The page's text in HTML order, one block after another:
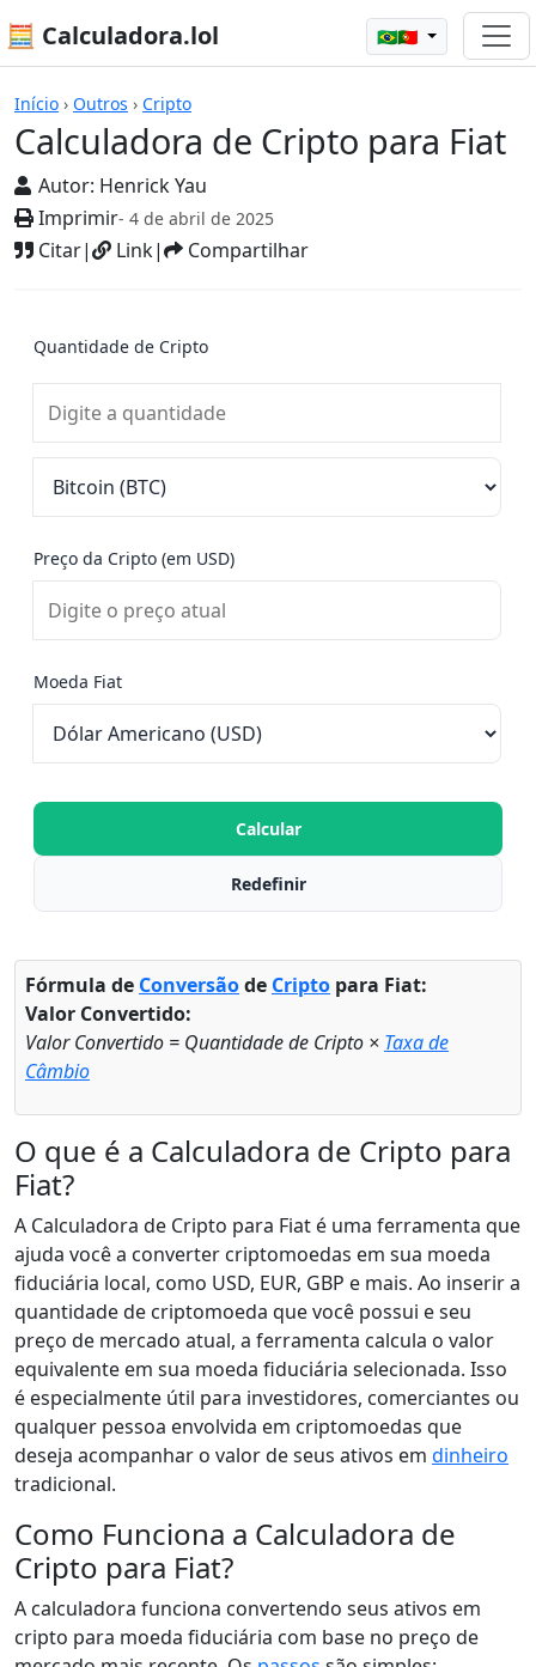
🧮 Calculadora.lol 🇧🇷🇵🇹
Início › Outros › Cripto
Calculadora de Cripto para Fiat
Autor: Henrick Yau
Imprimir- 4 de abril de 2025
Citar| Link| Compartilhar
Calculadoras
Quantidade de Cripto
Preço da Cripto (em USD)
Moeda Fiat
Calcular
Redefinir
Fórmula de Conversãode Cripto para Fiat:
Valor Convertido:
Valor Convertido = Quantidade de Cripto × Taxa de
Câmbio
O que é a Calculadora de Cripto para
Fiat?
A Calculadora de Cripto para Fiat é uma ferramenta que
ajuda você a converter criptomoedas em sua moeda
fiduciária local, como USD, EUR, GBP e mais. Ao inserir a
quantidade de criptomoeda que você possui e seu
preço de mercado atual, a ferramenta calcula o valor
equivalente em sua moeda fiduciária selecionada. Isso
é especialmente útil para investidores, comerciantes ou
qualquer pessoa envolvida em criptomoedas que
deseja acompanhar o valor de seus ativos em dinheiro
tradicional.
Como Funciona a Calculadora de
Cripto para Fiat?
A calculadora funciona convertendo seus ativos em
cripto para moeda fiduciária com base no preço de